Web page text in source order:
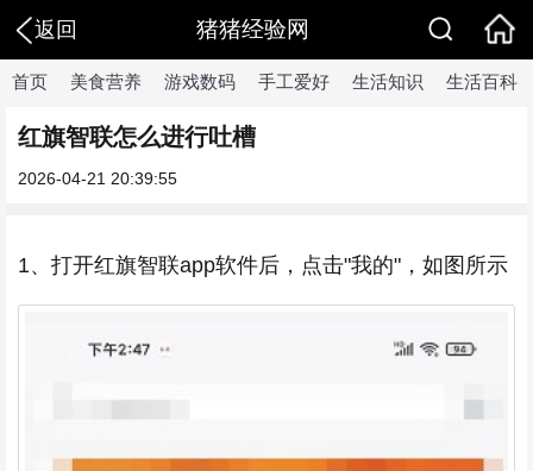
返回 猪猪经验网
首页 美食营养 游戏数码 手工爱好 生活知识 生活百科
红旗智联怎么进行吐槽
2026-04-21 20:39:55
1、打开红旗智联app软件后，点击"我的"，如图所示